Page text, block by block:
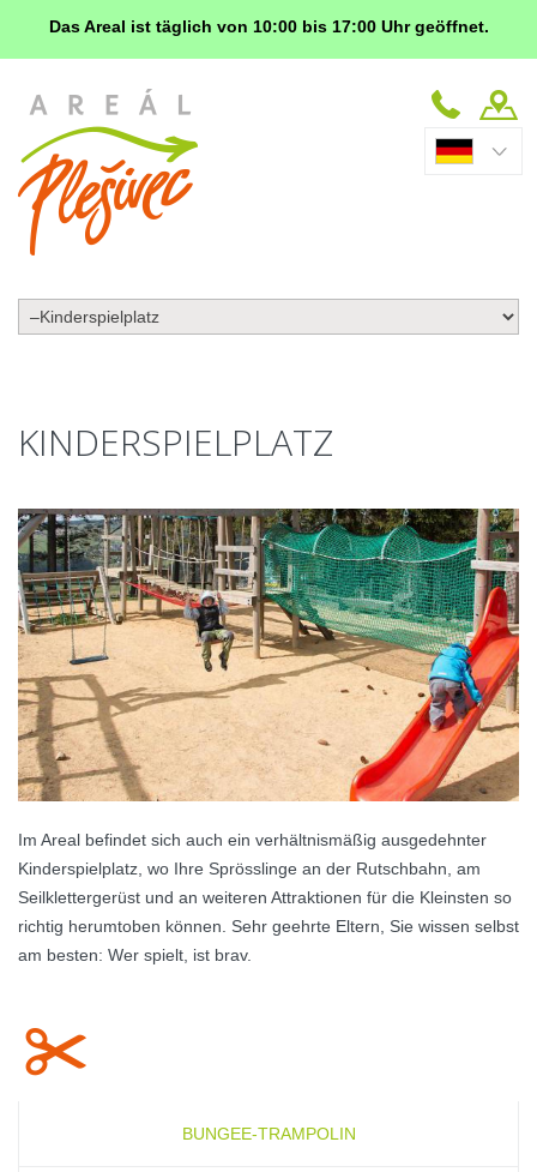
Das Areal ist täglich von 10:00 bis 17:00 Uhr geöffnet.
KINDERSPIELPLATZ
Im Areal befindet sich auch ein verhältnismäßig ausgedehnter
Kinderspielplatz, wo Ihre Sprösslinge an der Rutschbahn, am
Seilklettergerüst und an weiteren Attraktionen für die Kleinsten so
richtig herumtoben können. Sehr geehrte Eltern, Sie wissen selbst
am besten: Wer spielt, ist brav.
BUNGEE-TRAMPOLIN